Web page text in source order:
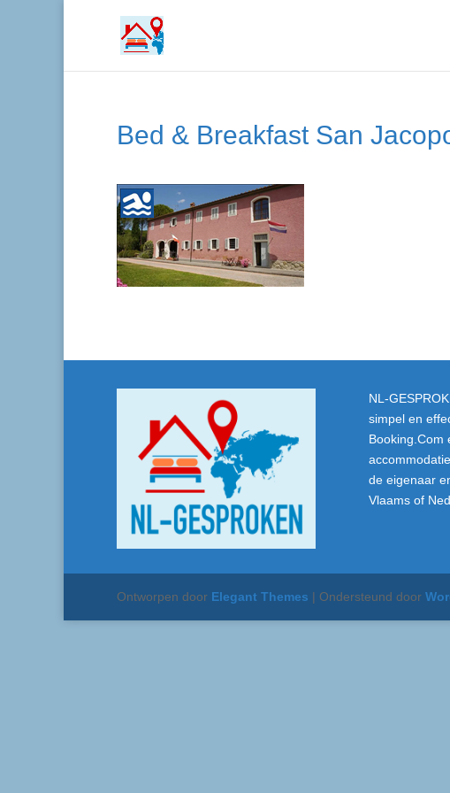
Bed & Breakfast San
NL-
simpel en
Booking.Com
de eigenaar
Vlaams of
Ontworpen door Elegant Themes | Ondersteund door